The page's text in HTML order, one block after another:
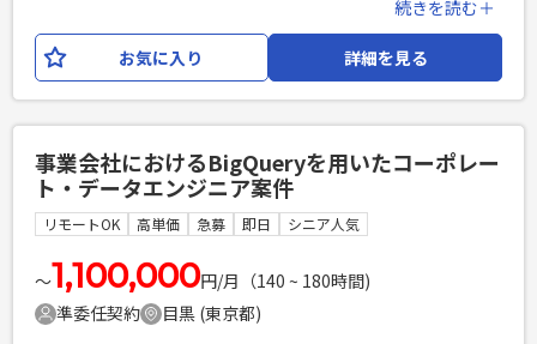
移行をおこないます。 スキルに応じて、移行とは別に、追加
機能開発にもご対応いただきたいと思います。 【担当業務｝
・PHP（Laravel）で構築されたサーバーを
必須スキル
・Pythonを用いたAPI開発経験がある方 ・PHP(Laravel)を使
用した経験があり、Laravel で記述されたコードを読むことが
できる ・Gitを用いたチーム開発経験がある方
PHPを用いたWebサービスの開発経験4年以上
Laravelを用いた開発経験1年以上
エンジニア複数人のチームでの開発経験
続きを読む＋
お気に入り 詳細を見る
事業会社におけるBigQueryを用いたコーポレー
ト・データエンジニア案件
リモートOK 高単価 急募 即日 シニア人気
〜1,100,000円/月（140 ~ 180時間)
準委任契約
目黒 (東京都)